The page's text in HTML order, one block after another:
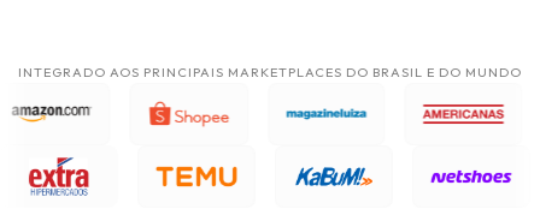
INTEGRADO AOS PRINCIPAIS MARKETPLACES DO BRASIL E DO MUNDO